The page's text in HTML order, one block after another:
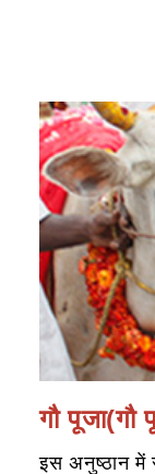
गौ पूजा(गौ
इस अनुष्ठान में